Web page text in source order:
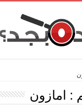
: امازون